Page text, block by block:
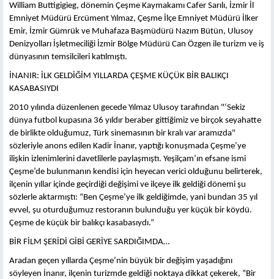
William Buttigigieg, dönemin Çeşme Kaymakamı Cafer Sarılı, İzmir İl
Emniyet Müdürü Ercüment Yılmaz, Çeşme İlçe Emniyet Müdürü İlker
Emir, İzmir Gümrük ve Muhafaza Başmüdürü Nazım Bütün, Ulusoy
Denizyolları İşletmeciliği İzmir Bölge Müdürü Can Özgen ile turizm ve iş
dünyasının temsilcileri katılmıştı.
İNANIR: İLK GELDİĞİM YILLARDA ÇEŞME KÜÇÜK BİR BALIKÇI
KASABASIYDI
2010 yılında düzenlenen gecede Yılmaz Ulusoy tarafından "‘Sekiz
dünya futbol kupasına 36 yıldır beraber gittiğimiz ve birçok seyahatte
de birlikte olduğumuz, Türk sinemasının bir kralı var aramızda"
sözleriyle anons edilen Kadir İnanır, yaptığı konuşmada Çeşme’ye
ilişkin izlenimlerini davetlilerle paylaşmıştı. Yeşilçam’ın efsane ismi
Çeşme’de bulunmanın kendisi için heyecan verici olduğunu belirterek,
ilçenin yıllar içinde geçirdiği değişimi ve ilçeye ilk geldiği dönemi şu
sözlerle aktarmıştı: “Ben Çeşme’ye ilk geldiğimde, yani bundan 35 yıl
evvel, şu oturduğumuz restoranın bulunduğu yer küçük bir köydü.
Çeşme de küçük bir balıkçı kasabasıydı.”
BİR FİLM ŞERİDİ GİBİ GERİYE SARDIĞIMDA…
Aradan geçen yıllarda Çeşme’nin büyük bir değişim yaşadığını
söyleyen İnanır, ilçenin turizmde geldiği noktaya dikkat çekerek, “Bir